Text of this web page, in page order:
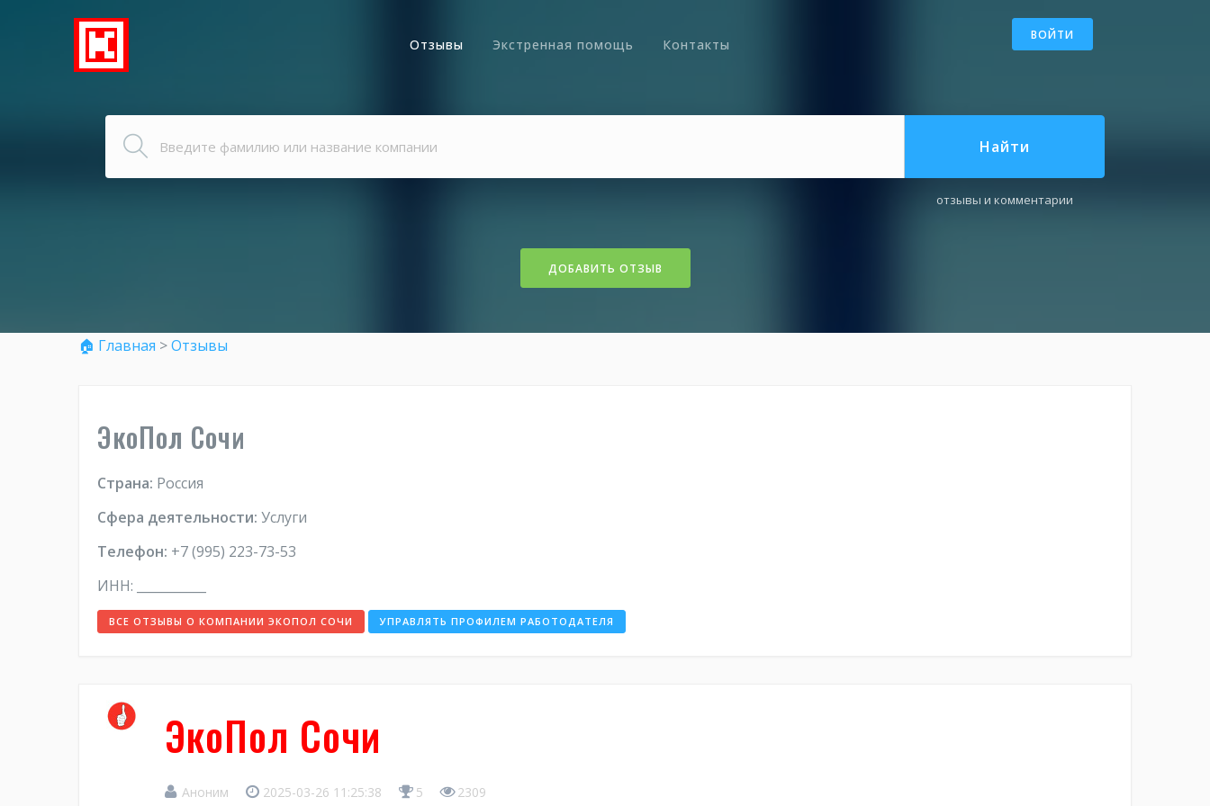
ВОЙТИ
Отзывы Экстренная помощь Контакты
Найти
отзывы и комментарии
ДОБАВИТЬ ОТЗЫВ
🏠 Главная >Отзывы
ЭкоПол Сочи
Страна: Россия
Сфера деятельности: Услуги
Телефон: +7 (995) 223-73-53
ИНН: ___________
ВСЕ ОТЗЫВЫ О КОМПАНИИ ЭКОПОЛ СОЧИ УПРАВЛЯТЬ ПРОФИЛЕМ РАБОТОДАТЕЛЯ
ЭкоПол Сочи
Аноним 2025-03-26 11:25:38 5 2309